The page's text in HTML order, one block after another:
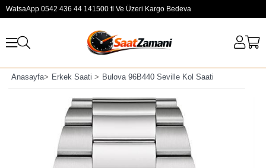
WatsaApp 0542 436 44 141500 tl Ve Üzeri Kargo Bedeva
Anasayfa> Erkek Saati > Bulova 96B440 Seville Kol Saati